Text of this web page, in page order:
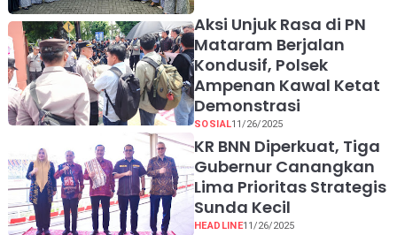
Aksi Unjuk Rasa di PN
Mataram Berjalan
Kondusif, Polsek
Ampenan Kawal Ketat
Demonstrasi
SOSIAL11/26/2025
KR BNN Diperkuat, Tiga
Gubernur Canangkan
Lima Prioritas Strategis
Sunda Kecil
HEADLINE11/26/2025